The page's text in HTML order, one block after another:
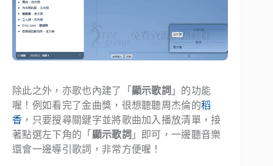
除此之外，亦歌也內建了「 顯示歌詞 」的功能
喔！例如看完了金曲獎，很想聽聽周杰倫的稻
香 ，只要搜尋關鍵字並將歌曲加入播放清單，接
著點選左下角的「 顯示歌詞 」即可，一邊聽音樂
還會一邊導引歌詞，非常方便喔！